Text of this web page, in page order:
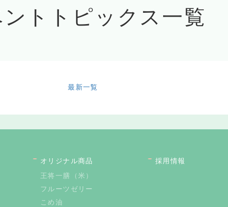
トトピックス一覧
最新一覧
オリジナル商品
王将一膳（米）
フルーツゼリー
こめ油
採用情報